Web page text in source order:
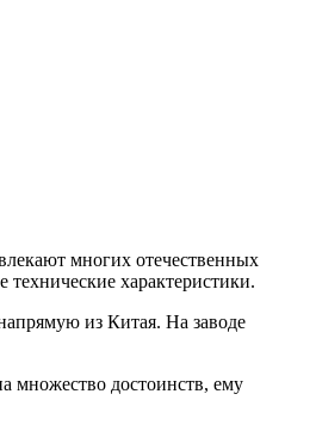
многих отечественных
характеристики.
из Китая. На заводе
множество достоинств, ему